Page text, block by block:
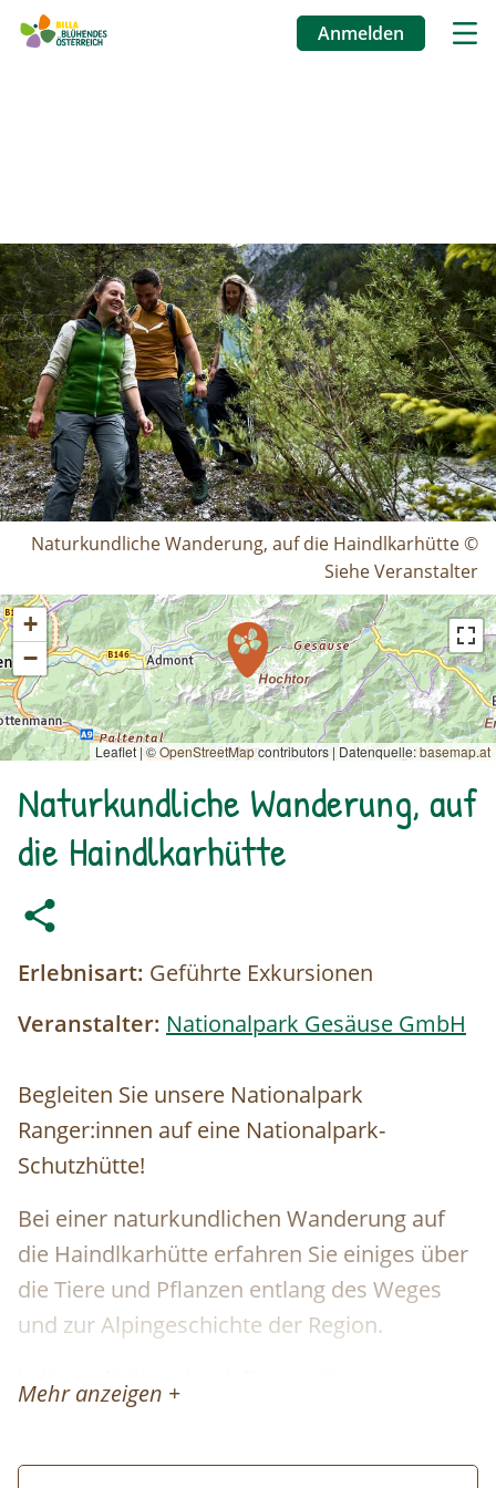
Anmelden
Naturkundliche Wanderung, auf die Haindlkarhütte ©
Siehe Veranstalter
+
−
Leaflet | ©OpenStreetMapcontributors | Datenquelle:basemap.at
Naturkundliche Wanderung, auf
die Haindlkarhütte
Erlebnisart: Geführte Exkursionen
Veranstalter: Nationalpark Gesäuse GmbH
Begleiten Sie unsere Nationalpark
Ranger:innen auf eine Nationalpark-
Schutzhütte!
Bei einer naturkundlichen Wanderung auf
die Haindlkarhütte erfahren Sie einiges über
die Tiere und Pflanzen entlang des Weges
und zur Alpingeschichte der Region.
Leitung: Nationalpark Ranger:innen
Mehr anzeigen +